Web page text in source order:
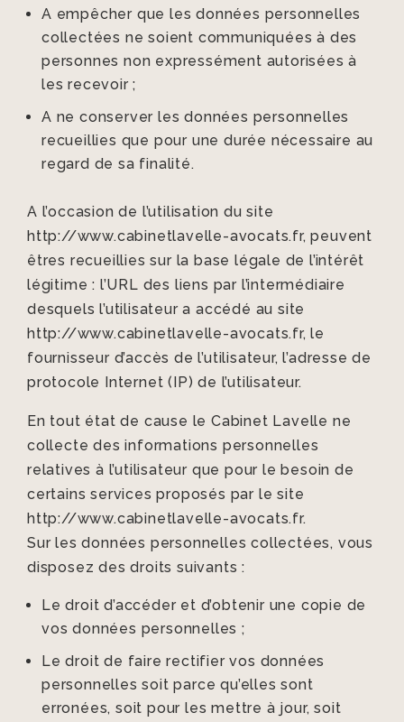
A empêcher que les données personnelles
collectées ne soient communiquées à des
personnes non expressément autorisées à
les recevoir ;
A ne conserver les données personnelles
recueillies que pour une durée nécessaire au
regard de sa finalité.
A l’occasion de l’utilisation du site
http://www.cabinetlavelle-avocats.fr, peuvent
êtres recueillies sur la base légale de l’intérêt
légitime : l’URL des liens par l’intermédiaire
desquels l’utilisateur a accédé au site
http://www.cabinetlavelle-avocats.fr, le
fournisseur d’accès de l’utilisateur, l’adresse de
protocole Internet (IP) de l’utilisateur.
En tout état de cause le Cabinet Lavelle ne
collecte des informations personnelles
relatives à l’utilisateur que pour le besoin de
certains services proposés par le site
http://www.cabinetlavelle-avocats.fr.
Sur les données personnelles collectées, vous
disposez des droits suivants :
Le droit d’accéder et d’obtenir une copie de
vos données personnelles ;
Le droit de faire rectifier vos données
personnelles soit parce qu’elles sont
erronées, soit pour les mettre à jour, soit